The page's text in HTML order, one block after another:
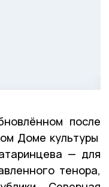
после
Доме культуры
— для
тенора,